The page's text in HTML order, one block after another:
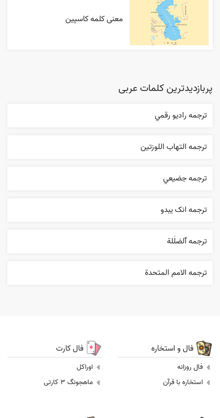
معنی کلمه کاسپین
پربازدیدترین کلمات عربی
ترجمه راديو رقمي
ترجمه التهاب اللوزتين
ترجمه جضيعي
ترجمه انک يبدو
ترجمه ٱلضلٰلة
ترجمه الامم المتحدة
فال و استخاره
فال روزانه
استخاره با قرآن
فال کارت
اوراکل
ماهجونگ 3 کارتی